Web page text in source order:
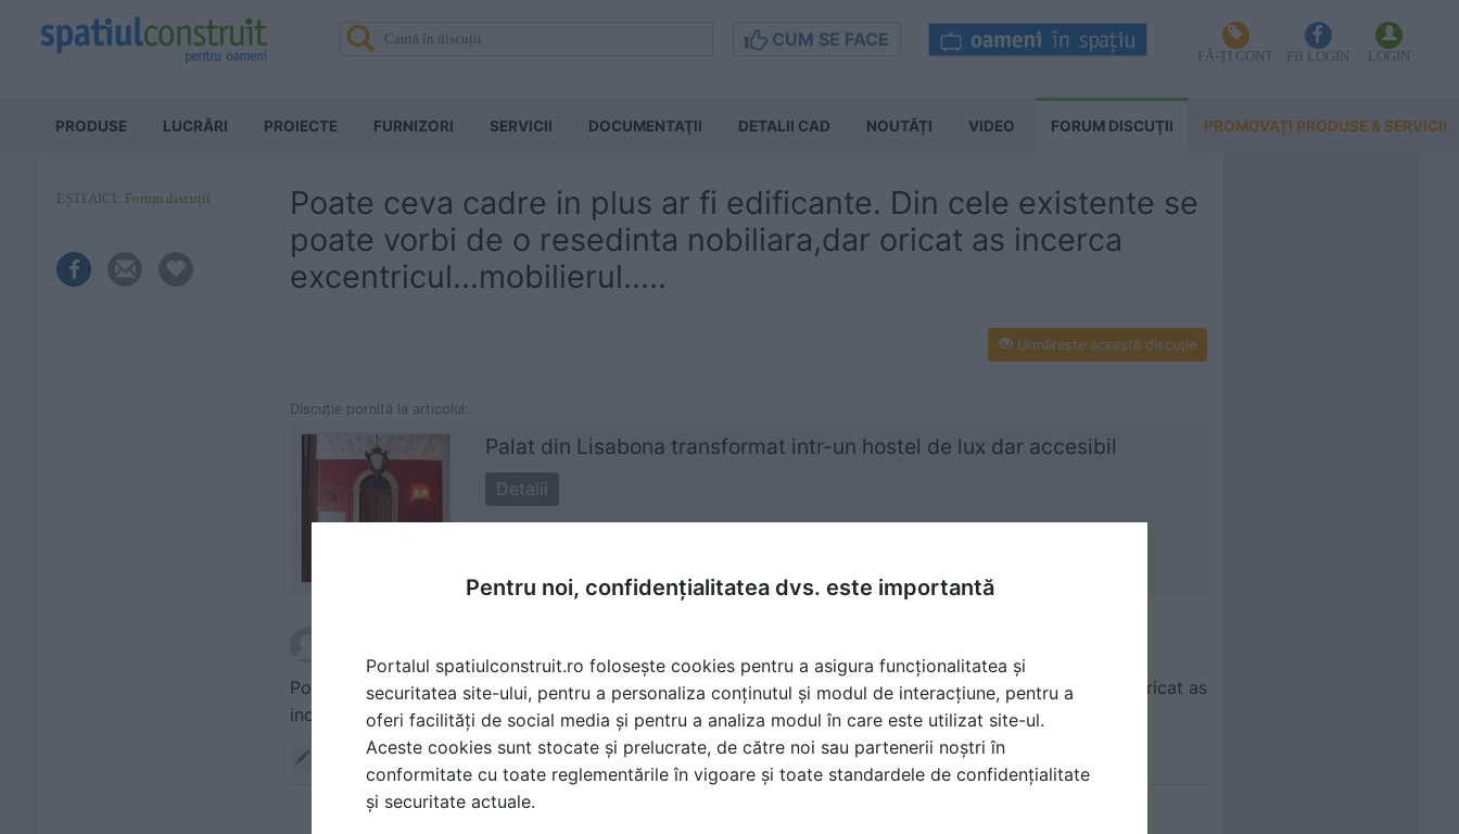
CUM SE FACE
FĂ-ȚI CONT FB LOGIN LOGIN
PRODUSE LUCRĂRI PROIECTE FURNIZORI SERVICII DOCUMENTAŢII DETALII CAD NOUTĂȚI VIDEO FORUM DISCUŢII PROMOVAȚI PRODUSE & SERVICII
EȘTI AICI: Forum discuții
Poate ceva cadre in plus ar fi edificante. Din cele existente se
poate vorbi de o resedinta nobiliara,dar oricat as incerca
excentricul...mobilierul.....
Urmăreşte această discuţie
Discuţie pornită la articolul:
Palat din Lisabona transformat intr-un hostel de lux dar accesibil
Detalii
Poate ceva cadre in plus ar fi edificante. Din cele existente se poate vorbi de o resedinta nobiliara,dar oricat as
Pentru noi, confidențialitatea dvs. este importantă
Portalul spatiulconstruit.ro folosește cookies pentru a asigura funcționalitatea și
securitatea site-ului, pentru a personaliza conținutul și modul de interacțiune, pentru a
oferi facilități de social media și pentru a analiza modul în care este utilizat site-ul.
Aceste cookies sunt stocate și prelucrate, de către noi sau partenerii noștri în
conformitate cu toate reglementările în vigoare și toate standardele de confidențialitate
și securitate actuale.